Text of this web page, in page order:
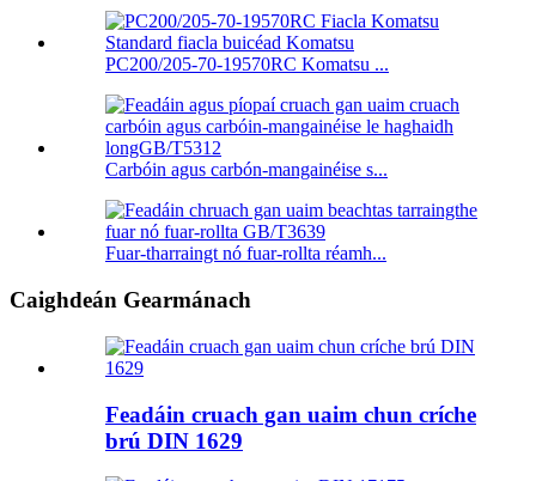
PC200/205-70-19570RC Komatsu ...
Carbóin agus carbón-mangainéise s...
Fuar-tharraingt nó fuar-rollta réamh...
Caighdeán Gearmánach
Feadáin cruach gan uaim chun críche
brú DIN 1629